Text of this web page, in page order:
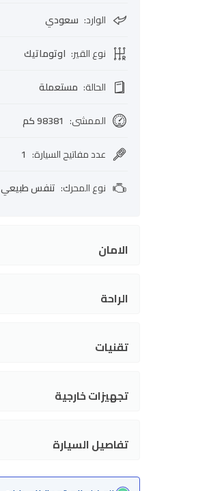
الوارد: سعودي
نوع القير: اوتوماتيك
الحالة: مستعملة
الممشى: 98381 كم
عدد مفاتيح السيارة:
1
نوع المحرك: تنفس طبيعي
الامان
الراحة
تقنيات
تجهيزات خارجية
تفاصيل السيارة